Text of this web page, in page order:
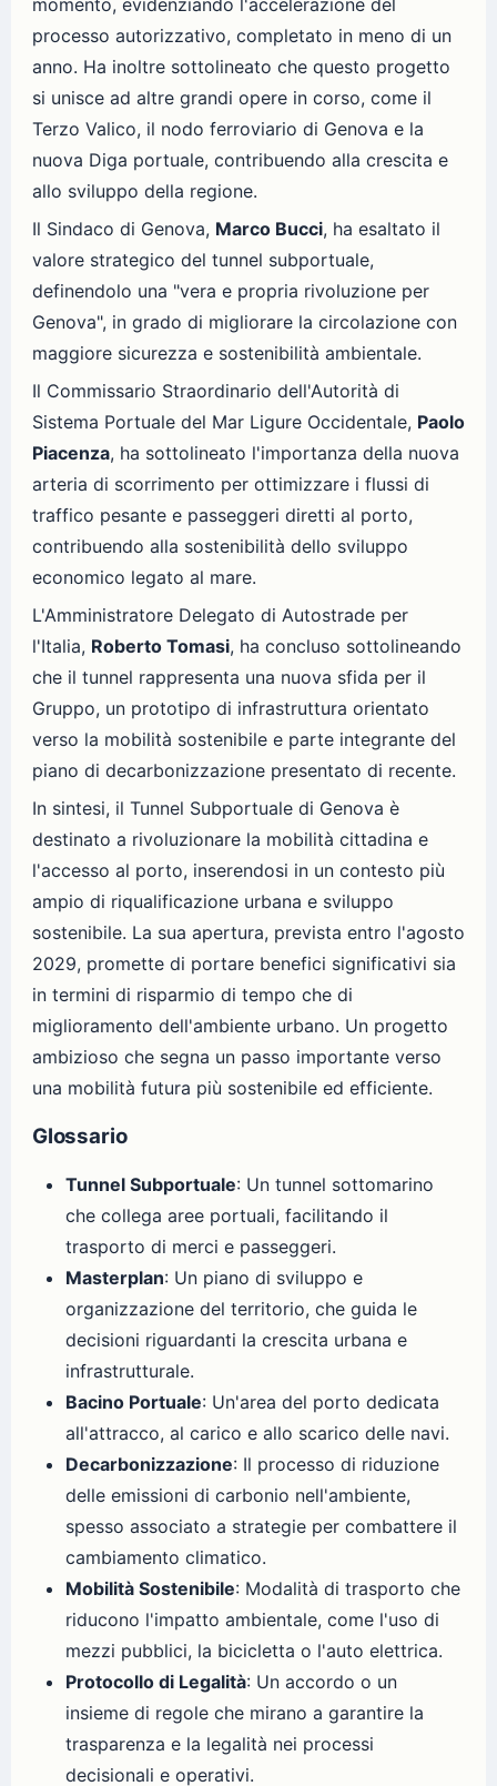
processo autorizzativo, completato in meno di un
anno. Ha inoltre sottolineato che questo progetto
si unisce ad altre grandi opere in corso, come il
Terzo Valico, il nodo ferroviario di Genova e la
nuova Diga portuale, contribuendo alla crescita e
allo sviluppo della regione.
Il Sindaco di Genova, Marco Bucci, ha esaltato il
valore strategico del tunnel subportuale,
definendolo una "vera e propria rivoluzione per
Genova", in grado di migliorare la circolazione con
maggiore sicurezza e sostenibilità ambientale.
Il Commissario Straordinario dell'Autorità di
Sistema Portuale del Mar Ligure Occidentale, Paolo
Piacenza, ha sottolineato l'importanza della nuova
arteria di scorrimento per ottimizzare i flussi di
traffico pesante e passeggeri diretti al porto,
contribuendo alla sostenibilità dello sviluppo
economico legato al mare.
L'Amministratore Delegato di Autostrade per
l'Italia, Roberto Tomasi, ha concluso sottolineando
che il tunnel rappresenta una nuova sfida per il
Gruppo, un prototipo di infrastruttura orientato
verso la mobilità sostenibile e parte integrante del
piano di decarbonizzazione presentato di recente.
In sintesi, il Tunnel Subportuale di Genova è
destinato a rivoluzionare la mobilità cittadina e
l'accesso al porto, inserendosi in un contesto più
ampio di riqualificazione urbana e sviluppo
sostenibile. La sua apertura, prevista entro l'agosto
2029, promette di portare benefici significativi sia
in termini di risparmio di tempo che di
miglioramento dell'ambiente urbano. Un progetto
ambizioso che segna un passo importante verso
una mobilità futura più sostenibile ed efficiente.
Glossario
Tunnel Subportuale: Un tunnel sottomarino
che collega aree portuali, facilitando il
trasporto di merci e passeggeri.
Masterplan: Un piano di sviluppo e
organizzazione del territorio, che guida le
decisioni riguardanti la crescita urbana e
infrastrutturale.
Bacino Portuale: Un'area del porto dedicata
all'attracco, al carico e allo scarico delle navi.
Decarbonizzazione: Il processo di riduzione
delle emissioni di carbonio nell'ambiente,
spesso associato a strategie per combattere il
cambiamento climatico.
Mobilità Sostenibile: Modalità di trasporto che
riducono l'impatto ambientale, come l'uso di
mezzi pubblici, la bicicletta o l'auto elettrica.
Protocollo di Legalità: Un accordo o un
insieme di regole che mirano a garantire la
trasparenza e la legalità nei processi
decisionali e operativi.